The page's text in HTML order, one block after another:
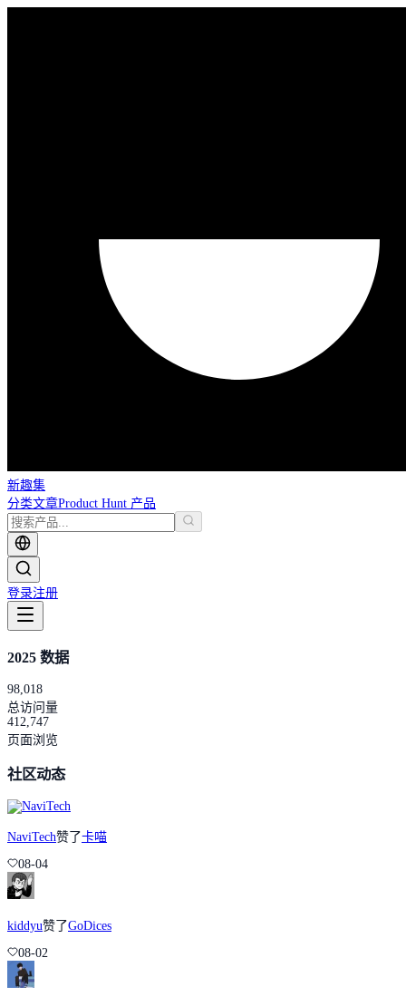
新趣集
分类文章Product Hunt 产品
登录注册
2025 数据
98,018
总访问量
412,747
页面浏览
社区动态
NaviTech赞了卡喵
08-04
kiddyu赞了GoDices
08-02